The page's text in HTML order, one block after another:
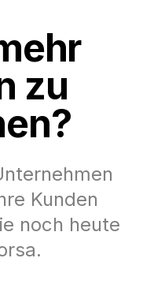
zu
Kunden
noch heute